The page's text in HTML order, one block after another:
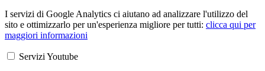
I servizi di Google Analytics ci aiutano ad analizzare l'utilizzo del
sito e ottimizzarlo per un'esperienza migliore per tutti: clicca qui per
maggiori informazioni
Servizi Youtube